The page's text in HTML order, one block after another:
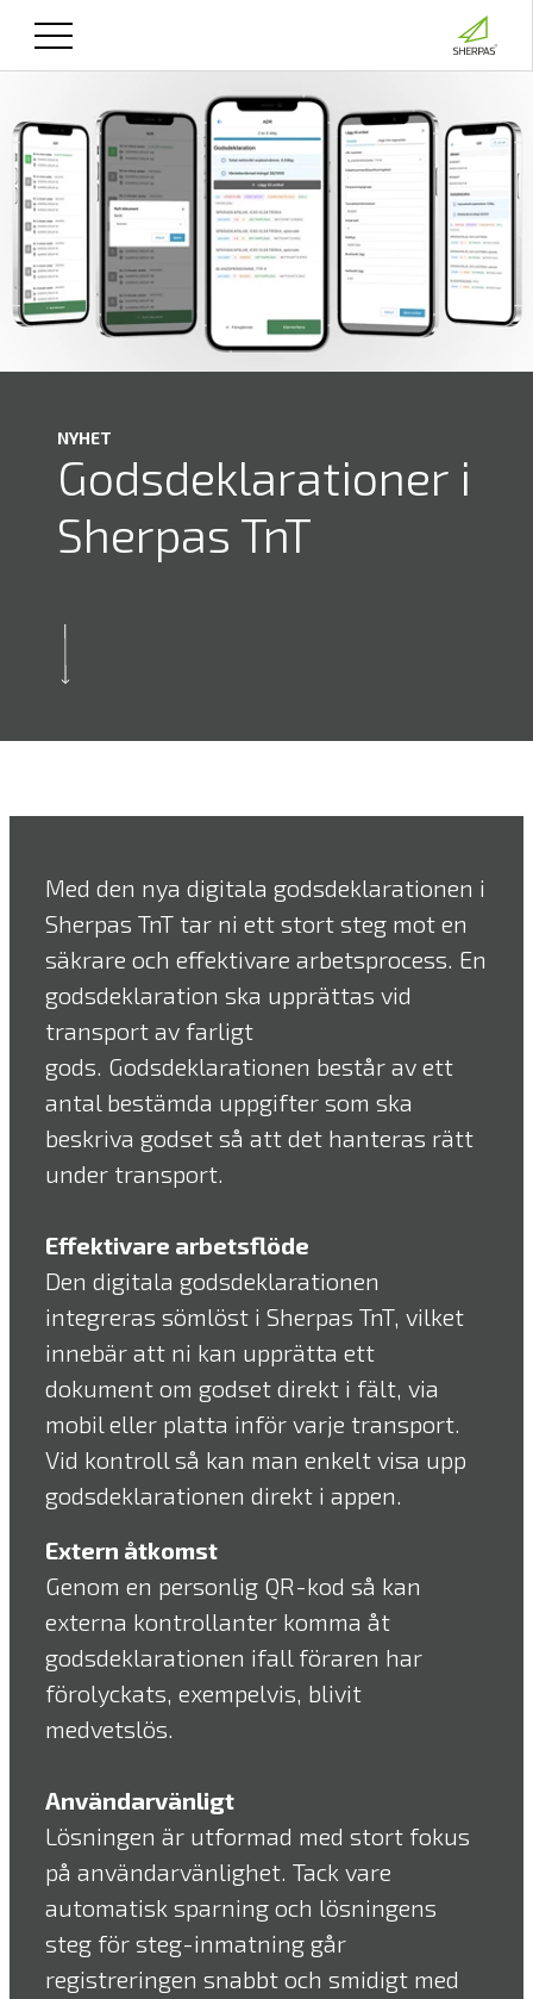
NYHET
Godsdeklarationer i
Sherpas TnT
Med den nya digitala godsdeklarationen i
Sherpas TnT tar ni ett stort steg mot en
säkrare och effektivare arbetsprocess. En
godsdeklaration ska upprättas vid
transport av farligt
gods. Godsdeklarationen består av ett
antal bestämda uppgifter som ska
beskriva godset så att det hanteras rätt
under transport.
Effektivare arbetsflöde
Den digitala godsdeklarationen
integreras sömlöst i Sherpas TnT, vilket
innebär att ni kan upprätta ett
dokument om godset direkt i fält, via
mobil eller platta inför varje transport.
Vid kontroll så kan man enkelt visa upp
godsdeklarationen direkt i appen.
Extern åtkomst
Genom en personlig QR-kod så kan
externa kontrollanter komma åt
godsdeklarationen ifall föraren har
förolyckats, exempelvis, blivit
medvetslös.
Användarvänligt
Lösningen är utformad med stort fokus
på användarvänlighet. Tack vare
automatisk sparning och lösningens
steg för steg-inmatning går
registreringen snabbt och smidigt med